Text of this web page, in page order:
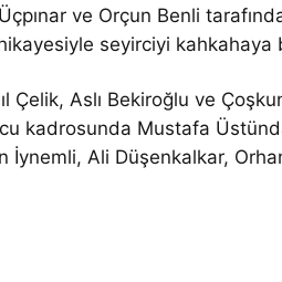
ve Orçun Benli
seyirciyi kahkahaya
Çelik, Aslı Bekiroğlu ve
kadrosunda Mustafa
İynemli, Ali Düşenkalkar,